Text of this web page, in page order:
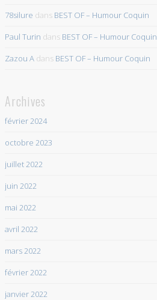
78silure dans BEST OF – Humour Coquin
Paul Turin dans BEST OF – Humour Coquin
Zazou A dans BEST OF – Humour Coquin
Archives
février 2024
octobre 2023
juillet 2022
juin 2022
mai 2022
avril 2022
mars 2022
février 2022
janvier 2022